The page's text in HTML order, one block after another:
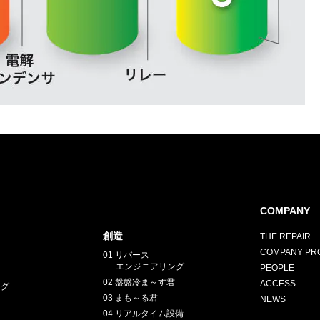
創造
01 リバース
エンジニアリング
02 盤盤冷ま～す君
03 まも～る君
04 リアルタイム設備
COMPANY
THE REPAIR
COMPANY
PEOPLE
ACCESS
NEWS